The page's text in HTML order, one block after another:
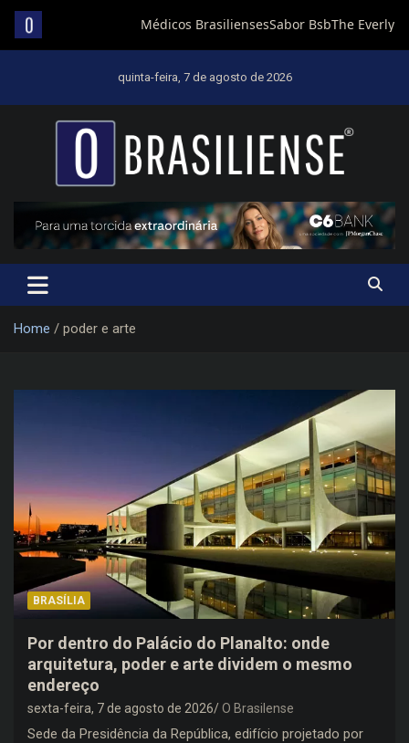
quinta-feira, 7 de agosto de 2026
Um diário de notícias que trabalha por Brasília
Home poder e arte
BRASÍLIA
Por dentro do Palácio do Planalto: onde
arquitetura, poder e arte dividem o mesmo
endereço
sexta-feira, 7 de agosto de 2026 O Brasilense
Sede da Presidência da República, edifício projetado por